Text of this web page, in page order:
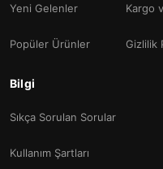
Yeni Gelenler
Popüler Ürünler
Kargo
Gizlilik
Bilgi
Sıkça Sorulan Sorular
Kullanım Şartları